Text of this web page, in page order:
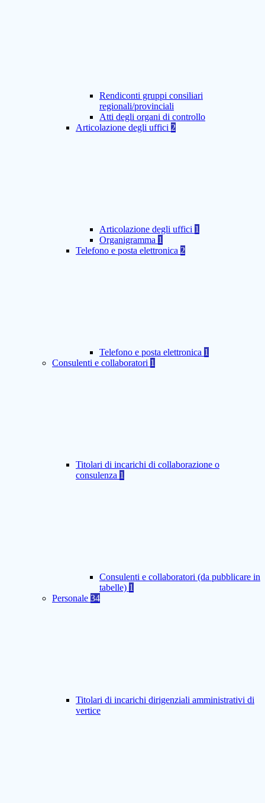
Rendiconti gruppi consiliari
regionali/provinciali
Atti degli organi di controllo
Articolazione degli uffici 2
Articolazione degli uffici 1
Organigramma 1
Telefono e posta elettronica 2
Telefono e posta elettronica 1
Consulenti e collaboratori 1
Titolari di incarichi di collaborazione o
consulenza 1
Consulenti e collaboratori (da pubblicare in
tabelle) 1
Personale 34
Titolari di incarichi dirigenziali amministrativi di
vertice